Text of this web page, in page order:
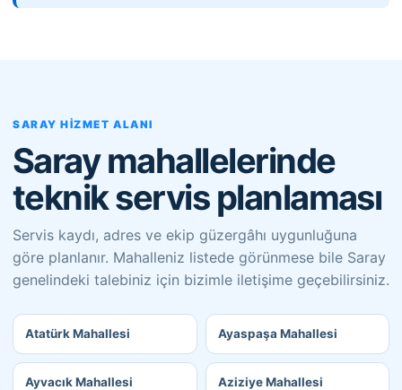
SARAY HIZMET ALANI
Saray mahallelerinde
teknik servis planlaması
Servis kaydı, adres ve ekip güzergâhı uygunluğuna
göre planlanır. Mahalleniz listede görünmese bile Saray
genelindeki talebiniz için bizimle iletişime geçebilirsiniz.
Atatürk Mahallesi Ayaspaşa Mahallesi
Ayvacık Mahallesi Aziziye Mahallesi